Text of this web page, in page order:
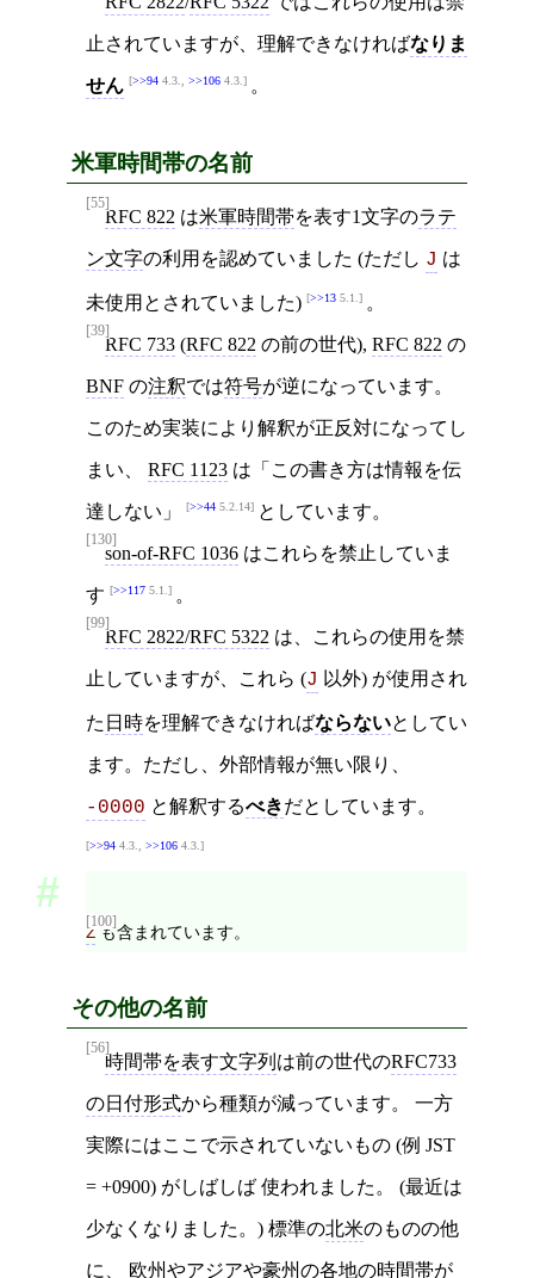
止されていますが、理解できなければなりま
せん >>94 4.3., >>106 4.3. 。
米軍時間帯の名前
[55]
RFC 822 は米軍時間帯を表す1文字のラテ
ン文字の利用を認めていました (ただし J は
未使用とされていました) >>13 5.1. 。
[39]
RFC 733 (RFC 822 の前の世代), RFC 822 の
BNF の注釈では符号が逆になっています。
このため実装により解釈が正反対になってし
まい、 RFC 1123 は「この書き方は情報を伝
達しない」 >>44 5.2.14 としています。
[130]
son-of-RFC 1036 はこれらを禁止していま
す >>117 5.1. 。
[99]
RFC 2822/RFC 5322 は、これらの使用を禁
止していますが、これら (J 以外) が使用され
た 日時を理解できなければならないとしてい
ます。ただし、外部情報が無い限り、
-0000 と解釈するべきだとしています。
>>94 4.3., >>106 4.3.
[100]
Zも含まれています。
その他の名前
[56]
時間帯を表す文字列 は前の世代のRFC733
の日付形式から種類が減っています。 一方
実際にはここで示されていないもの (例 JST
= +0900) がしばしば 使われました。 (最近は
少なくなりました。) 標準の北米のものの他
に、 欧州やアジアや豪州の各地の時間帯が